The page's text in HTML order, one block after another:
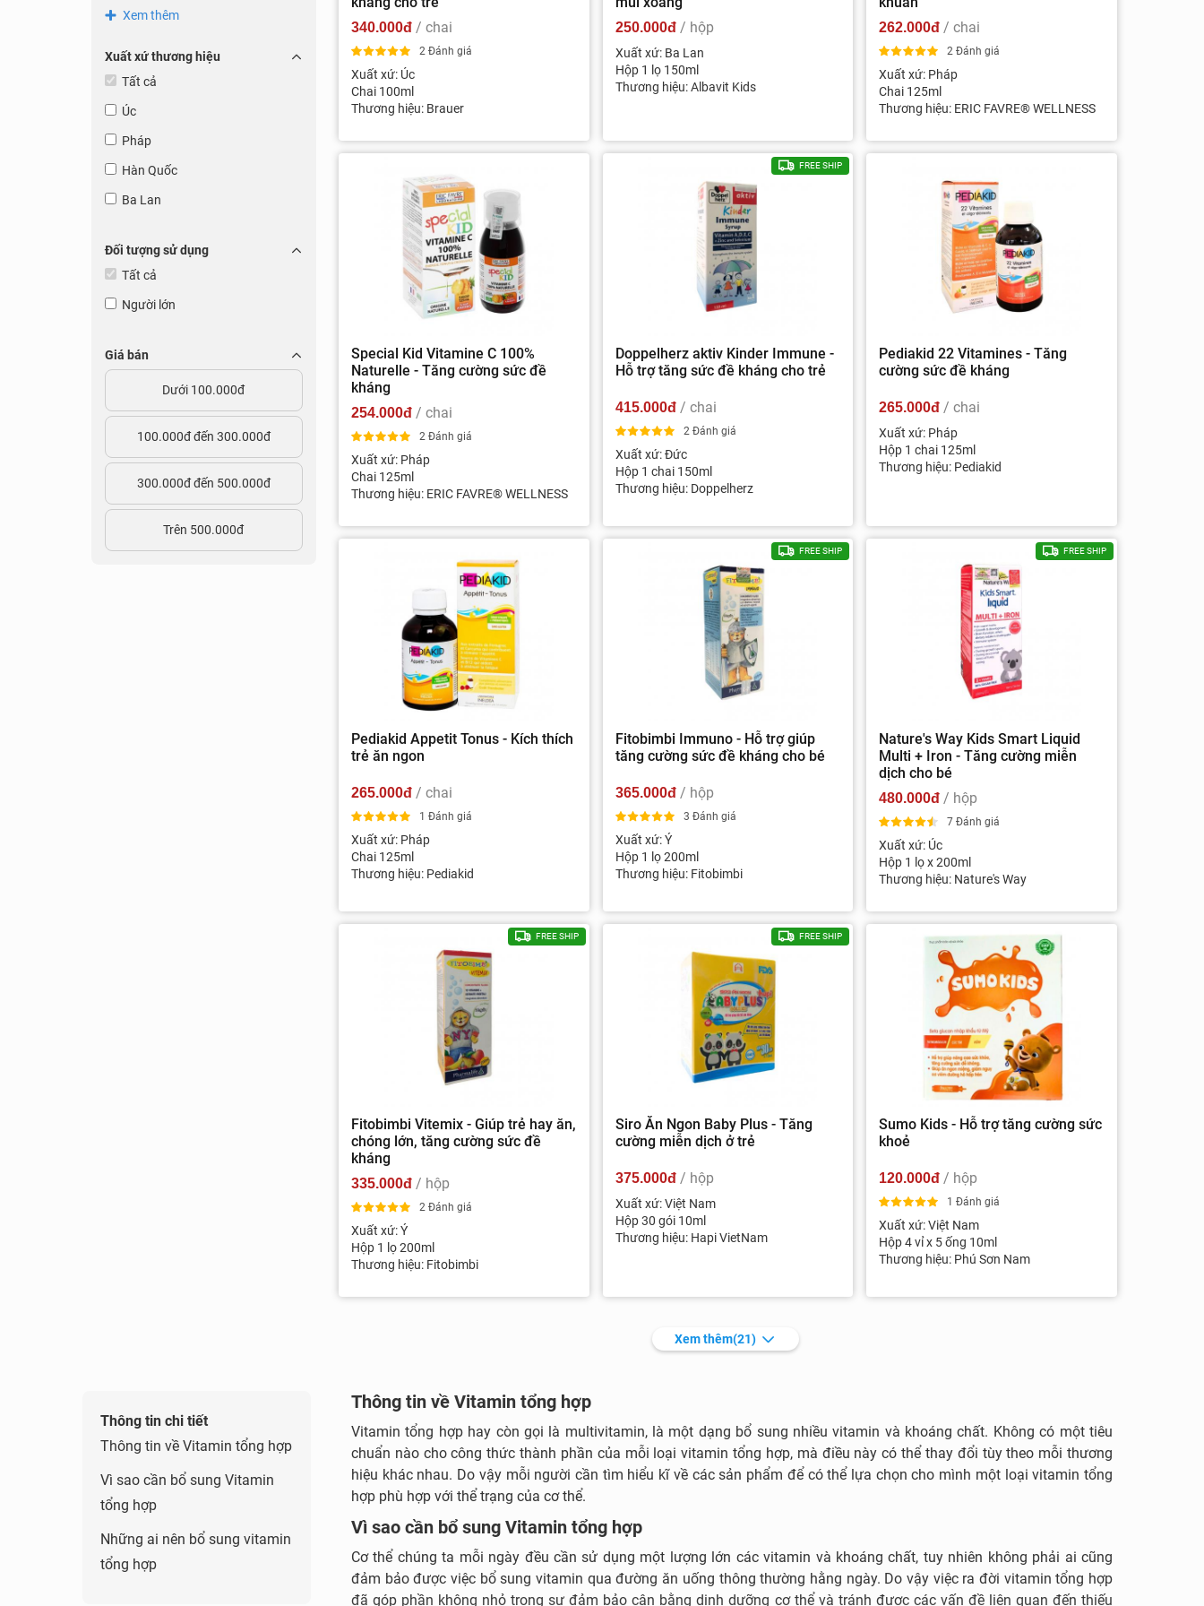
Xem thêm
Xuất xứ thương hiệu
Tất cả
Úc
Pháp
Hàn Quốc
Ba Lan
Đối tượng sử dụng
Tất cả
Người lớn
Giá bán
Dưới 100.000đ
100.000đ đến 300.000đ
300.000đ đến 500.000đ
Trên 500.000đ
340.000đ/ chai
2 Đánh giá
Xuất xứ: Úc
Chai 100ml
Thương hiệu: Brauer
250.000đ/ hộp
Xuất xứ: Ba Lan
Hộp 1 lọ 150ml
Thương hiệu: Albavit Kids
262.000đ / chai
2 Đánh giá
Xuất xứ: Pháp
Chai 125ml
Thương hiệu: ERIC FAVRE® WELLNESS
Special Kid Vitamine C 100%
Naturelle - Tăng cường sức đề
kháng
254.000đ/ chai
2 Đánh giá
Xuất xứ: Pháp
Chai 125ml
Thương hiệu: ERIC FAVRE® WELLNESS
FREE SHIP
Doppelherz aktiv Kinder Immune -
Hỗ trợ tăng sức đề kháng cho trẻ
415.000đ/ chai
2 Đánh giá
Xuất xứ: Đức
Hộp 1 chai 150ml
Thương hiệu: Doppelherz
Pediakid 22 Vitamines - Tăng
cường sức đề kháng
265.000đ / chai
Xuất xứ: Pháp
Hộp 1 chai 125ml
Thương hiệu: Pediakid
Pediakid Appetit Tonus - Kích thích
trẻ ăn ngon
265.000đ/ chai
1 Đánh giá
Xuất xứ: Pháp
Chai 125ml
Thương hiệu: Pediakid
FREE SHIP
Fitobimbi Immuno - Hỗ trợ giúp
tăng cường sức đề kháng cho bé
365.000đ/ hộp
3 Đánh giá
Xuất xứ: Ý
Hộp 1 lọ 200ml
Thương hiệu: Fitobimbi
FREE SHIP
Nature's Way Kids Smart Liquid
Multi + Iron - Tăng cường miễn
dịch cho bé
480.000đ / hộp
7 Đánh giá
Xuất xứ: Úc
Hộp 1 lọ x 200ml
Thương hiệu: Nature's Way
FREE SHIP
Fitobimbi Vitemix - Giúp trẻ hay ăn,
chóng lớn, tăng cường sức đề
kháng
335.000đ/ hộp
2 Đánh giá
Xuất xứ: Ý
Hộp 1 lọ 200ml
Thương hiệu: Fitobimbi
FREE SHIP
Siro Ăn Ngon Baby Plus - Tăng
cường miễn dịch ở trẻ
375.000đ/ hộp
Xuất xứ: Việt Nam
Hộp 30 gói 10ml
Thương hiệu: Hapi VietNam
Sumo Kids - Hỗ trợ tăng cường sức
khoẻ
120.000đ / hộp
1 Đánh giá
Xuất xứ: Việt Nam
Hộp 4 vỉ x 5 ống 10ml
Thương hiệu: Phú Sơn Nam
Xem thêm(21)
Thông tin chi tiết
Thông tin về Vitamin tổng hợp
Vì sao cần bổ sung Vitamin
tổng hợp
Những ai nên bổ sung vitamin
tổng hợp
Thông tin về Vitamin tổng hợp
Vitamin tổng hợp hay còn gọi là multivitamin, là một dạng bổ sung nhiều vitamin và khoáng chất. Không có một tiêu
chuẩn nào cho công thức thành phần của mỗi loại vitamin tổng hợp, mà điều này có thể thay đổi tùy theo mỗi thương
hiệu khác nhau. Do vậy mỗi người cần tìm hiểu kĩ về các sản phẩm để có thể lựa chọn cho mình một loại vitamin tổng
hợp phù hợp với thể trạng của cơ thể.
Vì sao cần bổ sung Vitamin tổng hợp
Cơ thể chúng ta mỗi ngày đều cần sử dụng một lượng lớn các vitamin và khoáng chất, tuy nhiên không phải ai cũng
đảm bảo được việc bổ sung vitamin qua đường ăn uống thông thường hằng ngày. Do vậy việc ra đời vitamin tổng hợp
đã góp phần không nhỏ trong sự đảm bảo cân bằng dinh dưỡng cơ thể và tránh được các vấn đề liên quan đến thiếu